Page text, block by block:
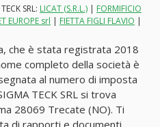
SRL: LICAT (S.R.L.) | FORMIFICIO
EUROPE srl | FIETTA FIGLI FLAVIO |
che è stata registrata 2018
completo della società è
al numero di imposta
TECK SRL si trova
28069 Trecate (NO). Ti